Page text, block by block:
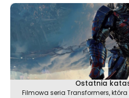
Ostatnia
Filmowa seria Transformers,